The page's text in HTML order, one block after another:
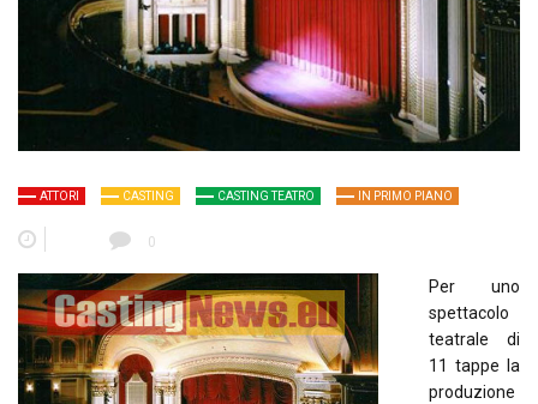
ATTORI CASTING CASTING TEATRO IN PRIMO PIANO
0
Per uno
spettacolo
teatrale di
11 tappe la
produzione